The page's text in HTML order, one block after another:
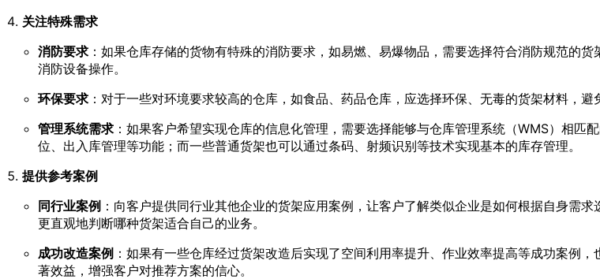
关注特殊需求
消防要求 ：如果仓库存储的货物有特殊的消防要求，如易燃、易爆物品，需要选择符合消防规范的
消防设备操作。
环保要求 ：对于一些对环境要求较高的仓库，如食品、药品仓库，应选择环保、无毒的货架材料，避
管理系统需求 ：如果客户希望实现仓库的信息化管理，需要选择能够与仓库管理系统（WMS）相
位、出入库管理等功能；而一些普通货架也可以通过条码、射频识别等技术实现基本的库存管理。
提供参考案例
同行业案例 ：向客户提供同行业其他企业的货架应用案例，让客户了解类似企业是如何根据自身需
更直观地判断哪种货架适合自己的业务。
成功改造案例 ：如果有一些仓库经过货架改造后实现了空间利用率提升、作业效率提高等成功案例
著效益，增强客户对推荐方案的信心。